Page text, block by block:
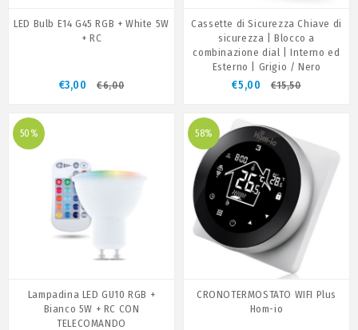
LED Bulb E14 G45 RGB + White 5W
+ RC
€3,00 €6,00
Cassette di Sicurezza Chiave di
sicurezza | Blocco a
combinazione dial | Interno ed
Esterno | Grigio / Nero
€5,00 €15,50
50%
Lampadina LED GU10 RGB +
Bianco 5W + RC CON
TELECOMANDO
58%
CRONOTERMOSTATO WIFI Plus
Hom-io